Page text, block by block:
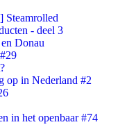
Steamrolled
- deel 3
Donau
op in Nederland #2
in het openbaar #74